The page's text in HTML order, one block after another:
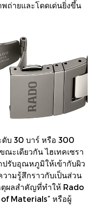
ถ่ายและโดดเด่นยิ่งขึ้น
บ 30 บาร์ หรือ 300
ะเดียวกัน ไฮเทคเซรา
ปรับอุณหภูมิให้เข้ากับผิว
วามรู้สึกราวกับเป็นส่วน
ตุผลสำคัญที่ทำให้ Rado
Materials” หรือผู้